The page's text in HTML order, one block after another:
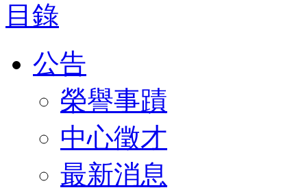
目錄
公告
榮譽事蹟
中心徵才
最新消息